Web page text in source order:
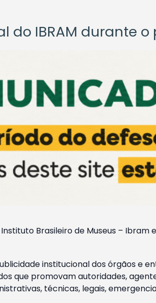
IBRAM durante o
Brasileiro de Museus –
institucional dos órgãos e
que promovam autoridades,
técnicas, legais,